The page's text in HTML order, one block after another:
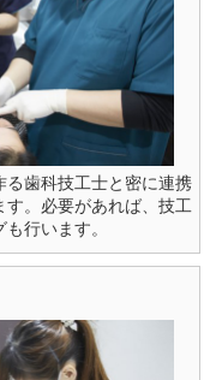
る歯科技工士と密に連携
。必要があれば、技工
行います。